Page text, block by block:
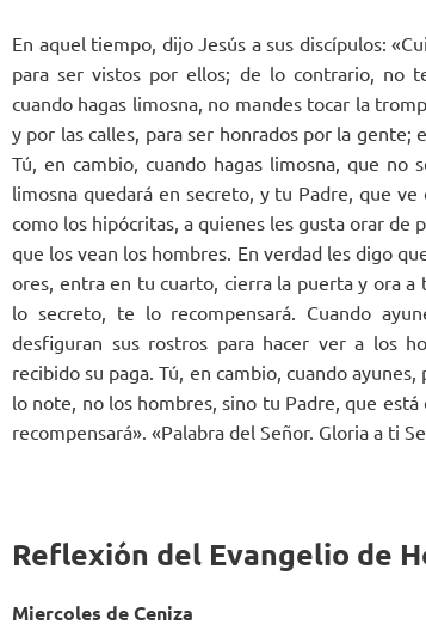
En aquel tiempo, dijo Jesús a sus discípulos:
para ser vistos por ellos; de lo contrario, no
cuando hagas limosna, no mandes tocar la
y por las calles, para ser honrados por la gente;
Tú, en cambio, cuando hagas limosna, que
limosna quedará en secreto, y tu Padre, que
como los hipócritas, a quienes les gusta orar de
que los vean los hombres. En verdad les digo
ores, entra en tu cuarto, cierra la puerta y ora
lo secreto, te lo recompensará. Cuando
desfiguran sus rostros para hacer ver a los
recibido su paga. Tú, en cambio, cuando
lo note, no los hombres, sino tu Padre, que
recompensará». «Palabra del Señor. Gloria a ti
Reflexión del Evangelio de
Miercoles de Ceniza